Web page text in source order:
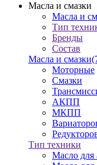
Масла и смазки
Масла и
Тип
Бренды
Состав
Масла и смазки
Моторные
Смазки
АКПП
МКПП
Тип техники
Масло для